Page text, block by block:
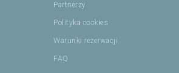
Partnerzy
Polityka cookies
Warunki rezerwacji
FAQ